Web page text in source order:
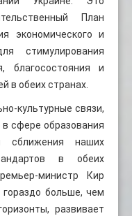
План
экономического и
стимулирования
благосостояния и
в обеих странах.
культурные связи,
сфере образования
сближения наших
в обеих
министр Кир
больше, чем
развивает